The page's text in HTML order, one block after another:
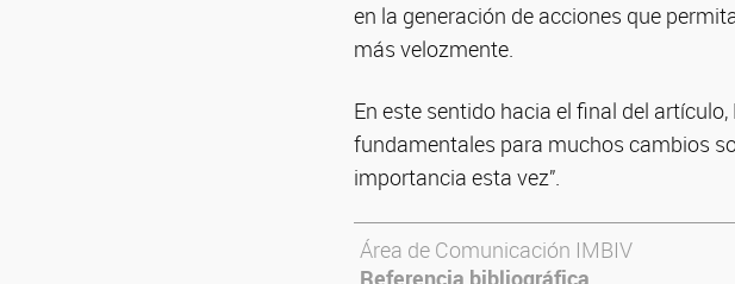
en la generación de acciones que
más velozmente.
En este sentido hacia el final del
fundamentales para muchos cambios
importancia esta vez”.
Área de Comunicación IMBIV
Referencia bibliográfica